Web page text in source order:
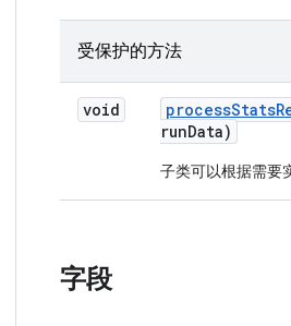
受保护的方法
void processStats
runData)
子类可以根据需要
字段